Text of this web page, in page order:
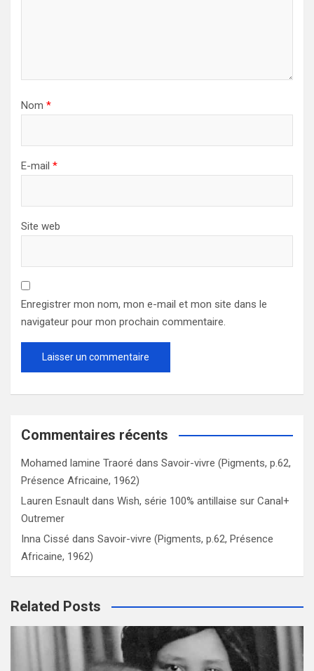
Nom *
E-mail *
Site web
Enregistrer mon nom, mon e-mail et mon site dans le
navigateur pour mon prochain commentaire.
Commentaires récents
Mohamed lamine Traoré dans Savoir-vivre (Pigments, p.62,
Présence Africaine, 1962)
Lauren Esnault dans Wish, série 100% antillaise sur Canal+
Outremer
Inna Cissé dans Savoir-vivre (Pigments, p.62, Présence
Africaine, 1962)
Related Posts